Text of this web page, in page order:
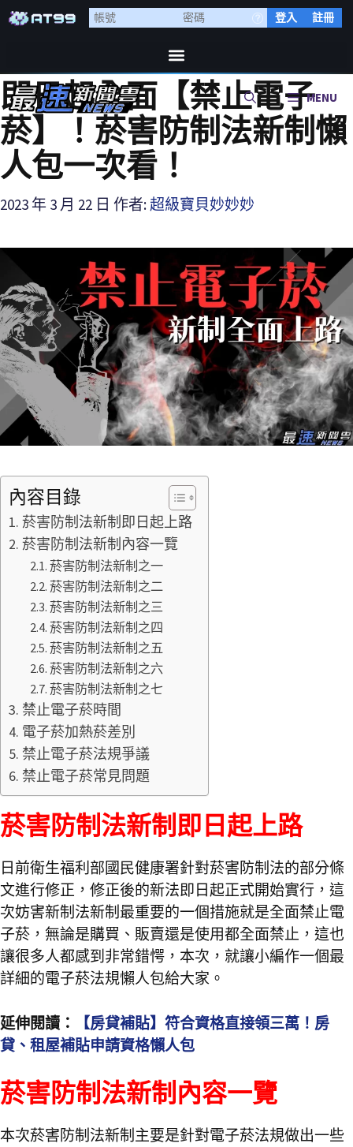
登入 註冊
MENU
即日起全面【禁止電子
菸】！菸害防制法新制懶
人包一次看！
2023 年 3 月 22 日 作者: 超級寶貝妙妙妙
內容目錄
菸害防制法新制即日起上路
菸害防制法新制內容一覽
菸害防制法新制之一
菸害防制法新制之二
菸害防制法新制之三
菸害防制法新制之四
菸害防制法新制之五
菸害防制法新制之六
菸害防制法新制之七
禁止電子菸時間
電子菸加熱菸差別
禁止電子菸法規爭議
禁止電子菸常見問題
菸害防制法新制即日起上路
日前衛生福利部國民健康署針對菸害防制法的部分條
文進行修正，修正後的新法即日起正式開始實行，這
次妨害新制法新制最重要的一個措施就是全面禁止電
子菸，無論是購買、販賣還是使用都全面禁止，這也
讓很多人都感到非常錯愕，本次，就讓小編作一個最
詳細的電子菸法規懶人包給大家。
延伸閱讀：
【房貸補貼】符合資格直接領三萬！房
貸、租屋補貼申請資格懶人包
菸害防制法新制內容一覽
本次菸害防制法新制主要是針對電子菸法規做出一些